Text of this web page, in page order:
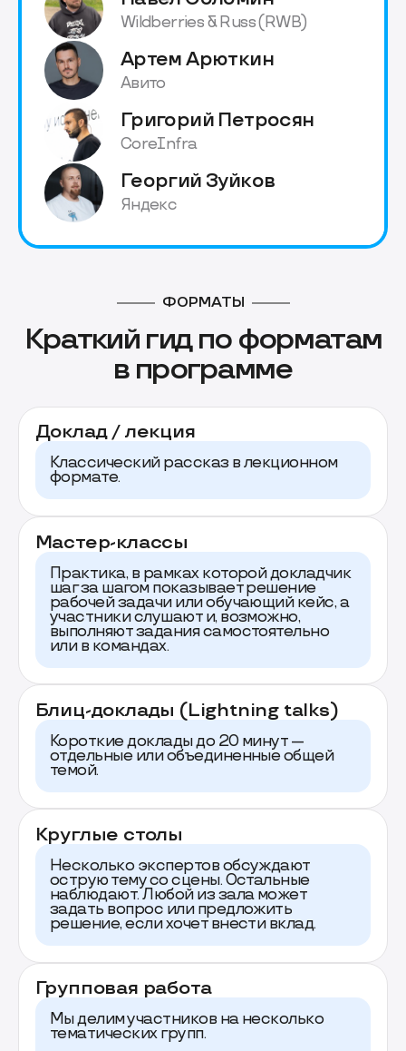
Wildberries & Russ (RWB)
Артем Арюткин
Авито
Григорий Петросян
CoreInfra
Георгий Зуйков
Яндекс
ФОРМАТЫ
Краткий гид по форматам
в программе
Доклад / лекция
Классический рассказ в лекционном
формате.
Мастер-классы
Практика, в рамках которой докладчик
шаг за шагом показывает решение
рабочей задачи или обучающий кейс, а
участники слушают и, возможно,
выполняют задания самостоятельно
или в командах.
Блиц-доклады (Lightning talks)
Короткие доклады до 20 минут —
отдельные или объединенные общей
темой.
Круглые столы
Несколько экспертов обсуждают
острую тему со сцены. Остальные
наблюдают. Любой из зала может
задать вопрос или предложить
решение, если хочет внести вклад.
Групповая работа
Мы делим участников на несколько
тематических групп.